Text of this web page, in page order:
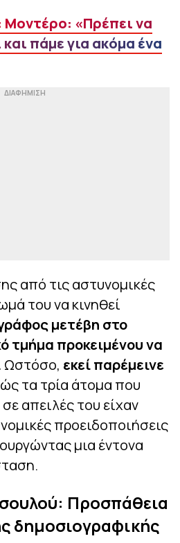
Μοντέρο: «Πρέπει να
πάμε για ακόμα ένα
από τις αστυνομικές
του να κινηθεί
μετέβη στο
τμήμα προκειμένου να
Ωστόσο, εκεί παρέμεινε
τα τρία άτομα που
απειλές του είχαν
προειδοποιήσεις
μια έντονα
Προσπάθεια
δημοσιογραφικής